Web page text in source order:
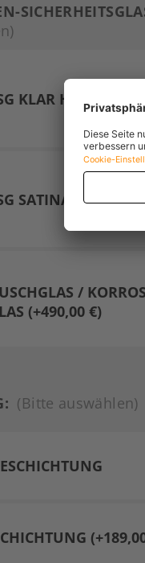
KLAR HELL 8 MM
SATINATO 8 MM
/
(+490,00 €)
(Bitte auswählen)